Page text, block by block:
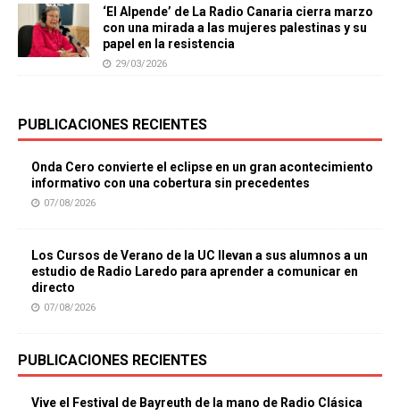
‘El Alpende’ de La Radio Canaria cierra marzo
con una mirada a las mujeres palestinas y su
papel en la resistencia
29/03/2026
PUBLICACIONES RECIENTES
Onda Cero convierte el eclipse en un gran acontecimiento
informativo con una cobertura sin precedentes
07/08/2026
Los Cursos de Verano de la UC llevan a sus alumnos a un
estudio de Radio Laredo para aprender a comunicar en
directo
07/08/2026
PUBLICACIONES RECIENTES
Vive el Festival de Bayreuth de la mano de Radio Clásica